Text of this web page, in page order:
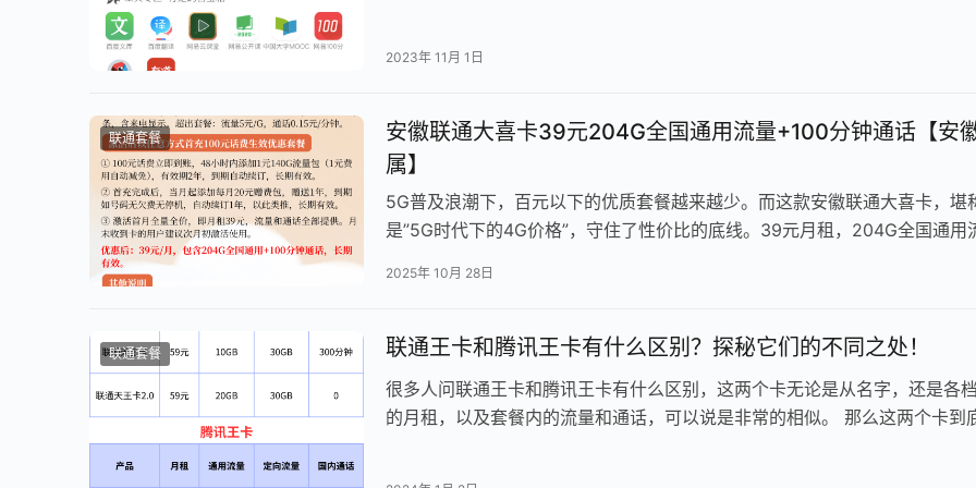
2023年 11月 1日
联通套餐
安徽联通大喜卡39元204G全国通用流量+100分钟通话【安
属】
5G普及浪潮下，百元以下的优质套餐越来越少。而这款安徽联通大喜卡，堪
是”5G时代下的4G价格”，守住了性价比的底线。39元月租，204G全国通用
2025年 10月 28日
联通套餐 联通王卡和腾讯王卡有什么区别？探秘它们的不同之处！
很多人问联通王卡和腾讯王卡有什么区别，这两个卡无论是从名字，还是各
的月租，以及套餐内的流量和通话，可以说是非常的相似。 那么这两个卡到